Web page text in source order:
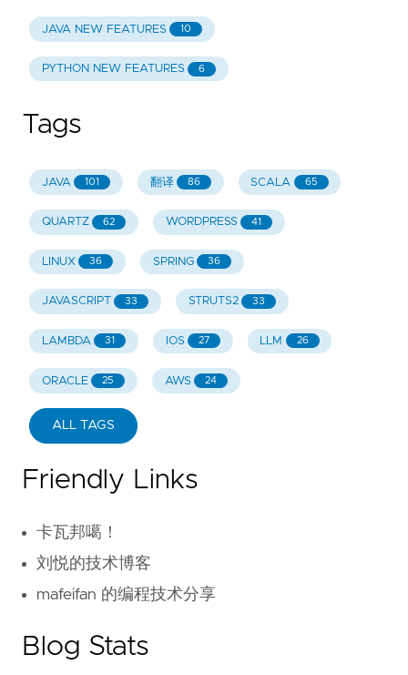
JAVA NEW FEATURES 10
PYTHON NEW FEATURES 6
Tags
JAVA 101 翻译 86 SCALA 65
QUARTZ 62 WORDPRESS 41
LINUX 36 SPRING 36
JAVASCRIPT 33 STRUTS2 33
LAMBDA 31 IOS 27 LLM 26
ORACLE 25 AWS 24
ALL TAGS
Friendly Links
卡瓦邦噶！
刘悦的技术博客
mafeifan 的编程技术分享
Blog Stats